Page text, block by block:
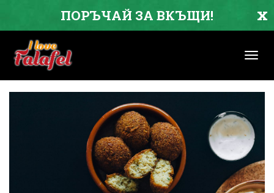
x
ПОРЪЧАЙ ЗА ВКЪЩИ!